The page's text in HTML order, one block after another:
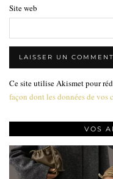
Site web
Ce site utilise Akismet pour
façon dont les données de vos
VOS